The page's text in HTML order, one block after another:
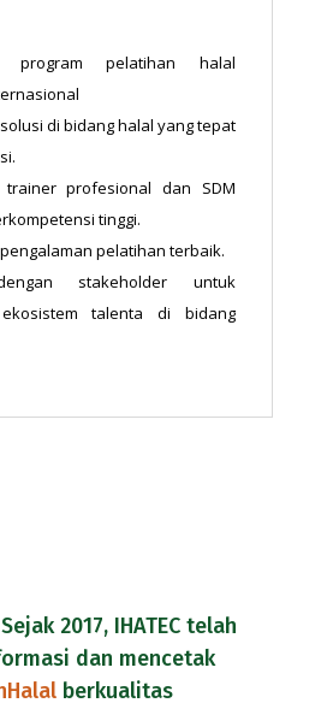
program pelatihan halal
di bidang halal yang tepat
trainer profesional dan SDM
tinggi.
pelatihan terbaik.
stakeholder untuk
ekosistem talenta di bidang
2017, IHATEC telah
dan mencetak
berkualitas